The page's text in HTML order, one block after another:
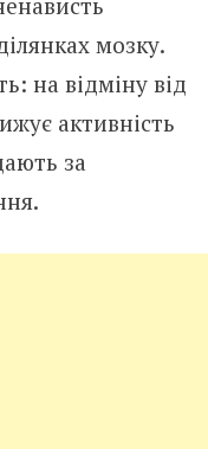
мозку.
на відміну від
активність
за